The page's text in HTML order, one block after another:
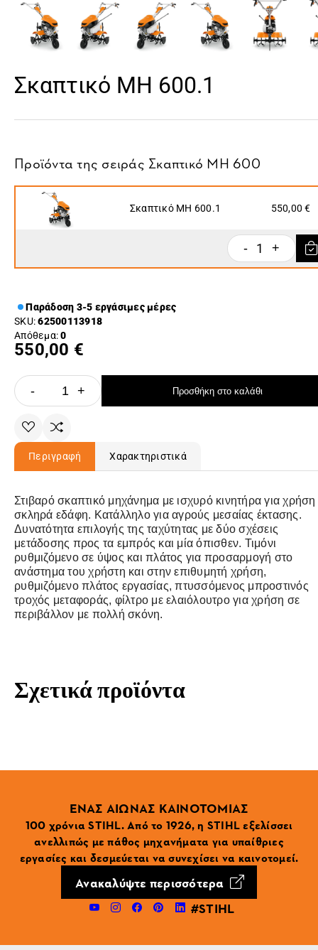
Σκαπτικό MH 600.1
Προϊόντα της σειράς Σκαπτικό MH 600
Σκαπτικό MH 600.1 550,00 €
- 1 +
Παράδοση 3-5 εργάσιμες μέρες
SKU:62500113918
Απόθεμα:0
550,00 €
- + Προσθήκη στο καλάθι
Περιγραφή Χαρακτηριστικά
Στιβαρό σκαπτικό μηχάνημα με ισχυρό κινητήρα για
σκληρά εδάφη. Κατάλληλο για αγρούς μεσαίας έκτασης.
Δυνατότητα επιλογής της ταχύτητας με δύο σχέσεις
μετάδοσης προς τα εμπρός και μία όπισθεν. Τιμόνι
ρυθμιζόμενο σε ύψος και πλάτος για προσαρμογή στο
ανάστημα του χρήστη και στην επιθυμητή χρήση,
ρυθμιζόμενο πλάτος εργασίας, πτυσσόμενος μπροστινός
τροχός μεταφοράς, φίλτρο με ελαιόλουτρο για χρήση σε
περιβάλλον με πολλή σκόνη.
Σχετικά προϊόντα
ΕΝΑΣ ΑΙΩΝΑΣ ΚΑΙΝΟΤΟΜΙΑΣ
100 χρόνια STIHL. Από το 1926, η STIHL εξελίσσει
ανελλιπώς με πάθος μηχανήματα για υπαίθριες
εργασίες και δεσμεύεται να συνεχίσει να καινοτομεί.
Ανακαλύψτε περισσότερα
#STIHL